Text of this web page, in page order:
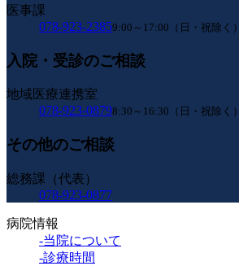
医事課
078-923-23859:00～17:00（日・祝除く）
入院・受診のご相談
地域医療連携室
078-923-08798:30～16:30（日・祝除く）
その他のご相談
総務課（代表）
078-923-0877
病院情報
-当院について
-診療時間